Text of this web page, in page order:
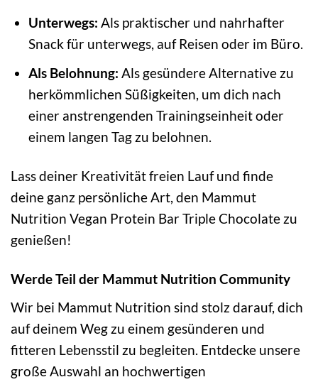
Unterwegs: Als praktischer und nahrhafter
Snack für unterwegs, auf Reisen oder im Büro.
Als Belohnung: Als gesündere Alternative zu
herkömmlichen Süßigkeiten, um dich nach
einer anstrengenden Trainingseinheit oder
einem langen Tag zu belohnen.
Lass deiner Kreativität freien Lauf und finde
deine ganz persönliche Art, den Mammut
Nutrition Vegan Protein Bar Triple Chocolate zu
genießen!
Werde Teil der Mammut Nutrition Community
Wir bei Mammut Nutrition sind stolz darauf, dich
auf deinem Weg zu einem gesünderen und
fitteren Lebensstil zu begleiten. Entdecke unsere
große Auswahl an hochwertigen